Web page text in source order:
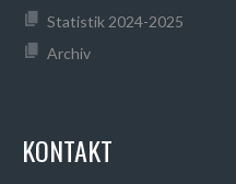
Statistik 2024-2025
Archiv
KONTAKT